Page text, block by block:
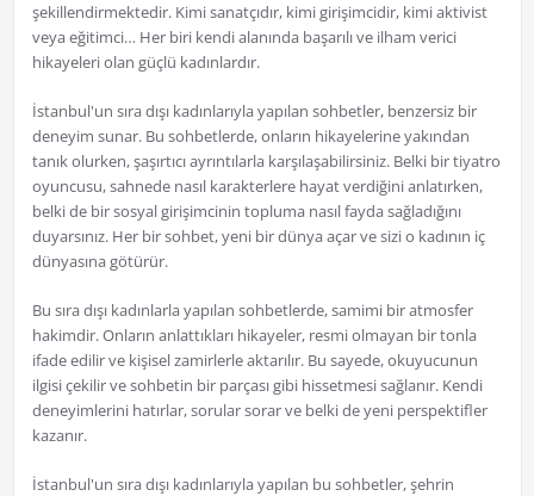
şekillendirmektedir. Kimi sanatçıdır, kimi girişimcidir, kimi aktivist
veya eğitimci… Her biri kendi alanında başarılı ve ilham verici
hikayeleri olan güçlü kadınlardır.
İstanbul'un sıra dışı kadınlarıyla yapılan sohbetler, benzersiz bir
deneyim sunar. Bu sohbetlerde, onların hikayelerine yakından
tanık olurken, şaşırtıcı ayrıntılarla karşılaşabilirsiniz. Belki bir tiyatro
oyuncusu, sahnede nasıl karakterlere hayat verdiğini anlatırken,
belki de bir sosyal girişimcinin topluma nasıl fayda sağladığını
duyarsınız. Her bir sohbet, yeni bir dünya açar ve sizi o kadının iç
dünyasına götürür.
Bu sıra dışı kadınlarla yapılan sohbetlerde, samimi bir atmosfer
hakimdir. Onların anlattıkları hikayeler, resmi olmayan bir tonla
ifade edilir ve kişisel zamirlerle aktarılır. Bu sayede, okuyucunun
ilgisi çekilir ve sohbetin bir parçası gibi hissetmesi sağlanır. Kendi
deneyimlerini hatırlar, sorular sorar ve belki de yeni perspektifler
kazanır.
İstanbul'un sıra dışı kadınlarıyla yapılan bu sohbetler, şehrin